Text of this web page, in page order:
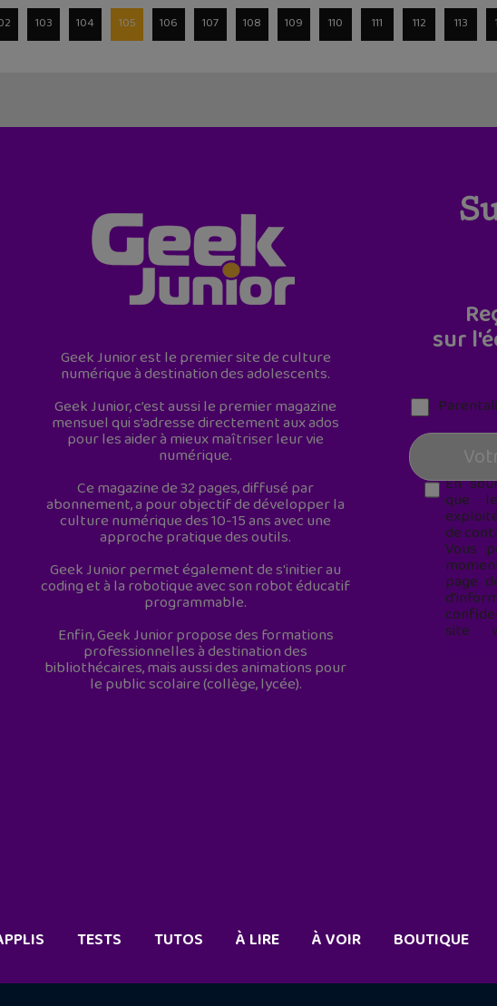
103 104 105 106 107 108 109 110 111 112 113
Geek Junior est le premier site de culture
numérique à destination des adolescents.
Geek Junior, c’est aussi le premier magazine
mensuel qui s’adresse directement aux ados
pour les aider à mieux maîtriser leur vie
numérique.
Ce magazine de 32 pages, diffusé par
abonnement, a pour objectif de développer la
culture numérique des 10-15 ans avec une
approche pratique des outils.
Geek Junior permet également de s'initier au
coding et à la robotique avec son robot éducatif
programmable.
Enfin, Geek Junior propose des formations
professionnelles à destination des
bibliothécaires, mais aussi des animations pour
le public scolaire (collège, lycée).
sur
En
que
de
Vous
page
site
TESTS TUTOS À LIRE À VOIR BOUTIQUE